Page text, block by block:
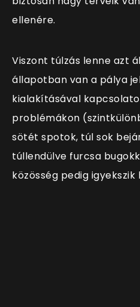
ellenére.
Viszont túlzás lenne azt
állapotban van a pálya
kialakításával
problémákon
sötét spotok, túl sok
túllendülve furcsa
közösség pedig